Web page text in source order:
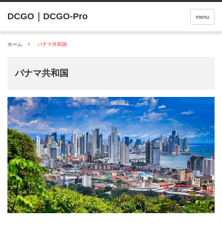
menu
ホーム パナマ共和国
パナマ共和国